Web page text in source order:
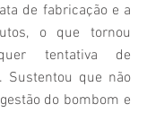
de fabricação e a
o que tornou
tentativa de
Sustentou que não
do bombom e